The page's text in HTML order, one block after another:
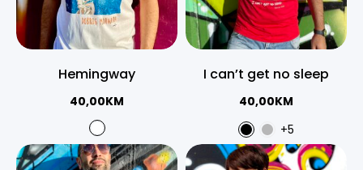
Hemingway
40,00KM
I can’t get no sleep
40,00KM
+5